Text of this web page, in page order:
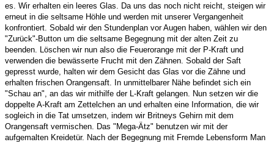
es. Wir erhalten ein leeres Glas. Da uns das noch nicht reicht, steigen wir
erneut in die seltsame Höhle und werden mit unserer Vergangenheit
konfrontiert. Sobald wir den Stundenplan vor Augen haben, wählen wir den
"Zurück"-Button um die seltsame Begegnung mit der alten Zeit zu
beenden. Löschen wir nun also die Feuerorange mit der P-Kraft und
verwenden die bewässerte Frucht mit den Zähnen. Sobald der Saft
gepresst wurde, halten wir dem Gesicht das Glas vor die Zähne und
erhalten frischen Orangensaft. In unmittelbarer Nähe befindet sich ein
"Schau an", an das wir mithilfe der L-Kraft gelangen. Nun setzen wir die
doppelte A-Kraft am Zettelchen an und erhalten eine Information, die wir
sogleich in die Tat umsetzen, indem wir Britneys Gehirn mit dem
Orangensaft vermischen. Das "Mega-Ätz" benutzen wir mit der
aufgemalten Kreidetür. Nach der Begegnung mit Fremde Lebensform Man